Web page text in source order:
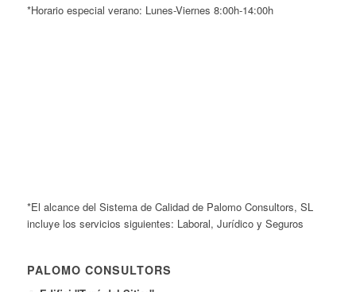
*Horario especial verano: Lunes-Viernes 8:00h-14:00h
*El alcance del Sistema de Calidad de Palomo Consultors, SL
incluye los servicios siguientes: Laboral, Jurídico y Seguros
PALOMO CONSULTORS